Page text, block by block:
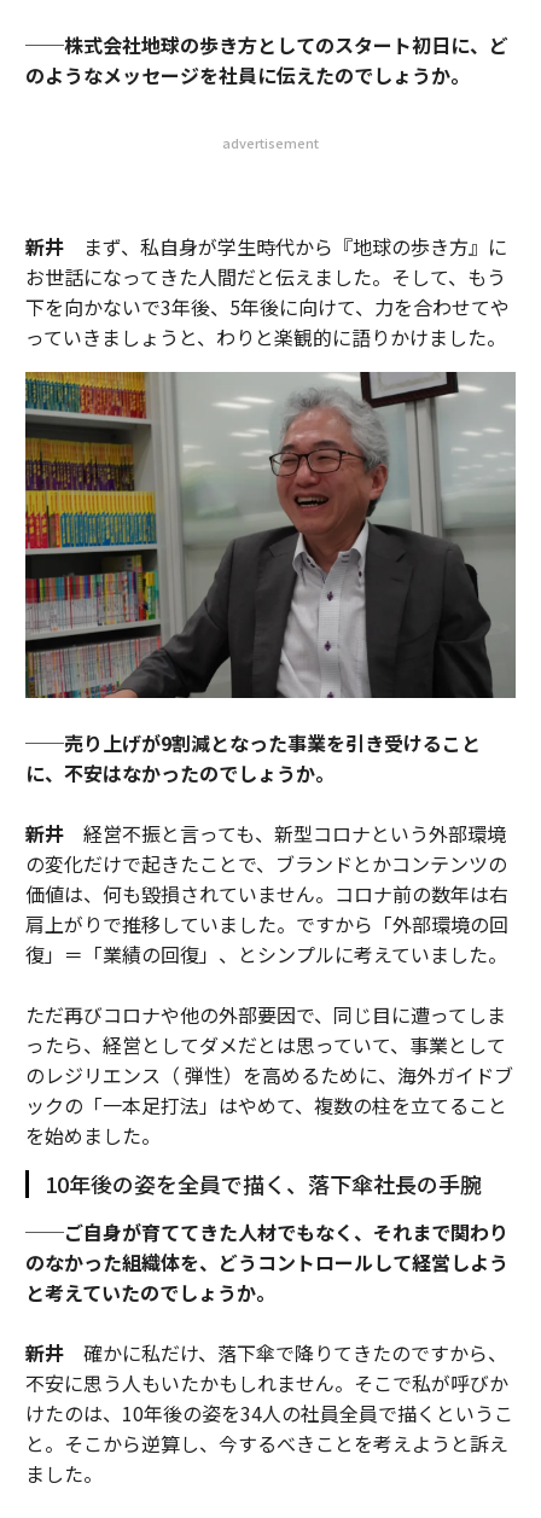
──株式会社地球の歩き方としてのスタート初日に、ど
のようなメッセージを社員に伝えたのでしょうか。
advertisement
新井まず、私自身が学生時代から『地球の歩き方』に
お世話になってきた人間だと伝えました。そして、もう
下を向かないで3年後、5年後に向けて、力を合わせてや
っていきましょうと、わりと楽観的に語りかけました。
──売り上げが9割減となった事業を引き受けること
に、不安はなかったのでしょうか。
新井経営不振と言っても、新型コロナという外部環境
の変化だけで起きたことで、ブランドとかコンテンツの
価値は、何も毀損されていません。コロナ前の数年は右
肩上がりで推移していました。ですから「外部環境の回
復」＝「業績の回復」、とシンプルに考えていました。
ただ再びコロナや他の外部要因で、同じ目に遭ってしま
ったら、経営としてダメだとは思っていて、事業として
のレジリエンス（ 弾性）を高めるために、海外ガイドブ
ックの「一本足打法」はやめて、複数の柱を立てること
を始めました。
10年後の姿を全員で描く、落下傘社長の手腕
──ご自身が育ててきた人材でもなく、それまで関わり
のなかった組織体を、どうコントロールして経営しよう
と考えていたのでしょうか。
新井確かに私だけ、落下傘で降りてきたのですから、
不安に思う人もいたかもしれません。そこで私が呼びか
けたのは、10年後の姿を34人の社員全員で描くというこ
と。そこから逆算し、今するべきことを考えようと訴え
ました。